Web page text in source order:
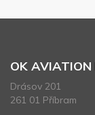
OK AVIATION
Drásov 201
261 01 Příbram